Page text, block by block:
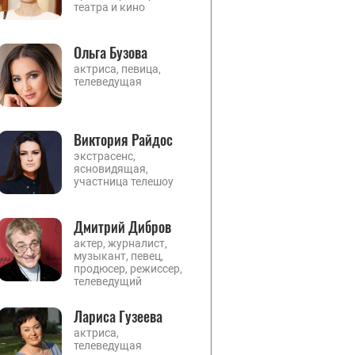
театра и кино
Ольга Бузова
актриса, певица,
телеведущая
Виктория Райдос
экстрасенс,
ясновидящая,
участница телешоу
Дмитрий Дибров
актер, журналист,
музыкант, певец,
продюсер, режиссер,
телеведущий
Лариса Гузеева
актриса,
телеведущая